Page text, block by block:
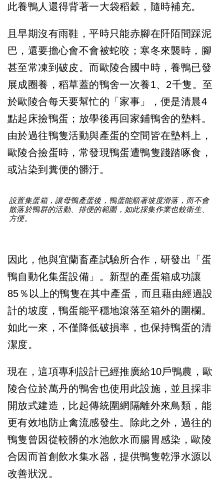
此養鴨人還得背著一大袋稻穀，隨時補充。
且早期沒有雨鞋，平時只能赤腳在阡陌間踩泥
巴，還要擔心會不會被蛇咬；寒冬來襲時，腳
甚至常凍到破皮。而歐陵合國中時，養鴨已發
展成圈養，稻草蓋的鴨舍一次養1、2千隻。至
於歐陵合每天要幫忙的「家事」，便是清晨4
點起床撿鴨蛋；放學後再回家鋪鴨舍的墊料。
由於過往鴨隻活動與產蛋的空間皆在墊料上，
歐陵合撿蛋時，常發現鴨蛋遭鴨隻踐踏啄食，
或沾染到糞便的髒汙。
設置集蛋箱，讓母鴨產蛋後，鴨蛋能順著坡度滑落，而不會
散落於鴨群的活動、排便的範圍，如此採集作業也較衛生、
方便。
因此，他與宜蘭畜產試驗所合作，研發出「蛋
鴨自動化集蛋設備」。新型的產蛋箱成功讓
85％以上的鴨隻在其中產蛋，而且藉由經過設
計的坡度，鴨蛋能平穩地滾落至箱外的圍欄。
如此一來，不僅降低破損率，也保持鴨蛋的清
潔度。
現在，這項專利設計已經推廣給10戶鴨農，歐
陵合位於萬丹的鴨舍也使用此設施，並且採非
開放式建造，比起傳統圍網隔離外來鳥類，能
更有效地防止禽流感發生。除此之外，過往的
鴨隻曾因從較髒的水池飲水而腸胃感染，歐陵
合因而首創飲水集水器，提供鴨隻乾淨水源以
改善狀況。